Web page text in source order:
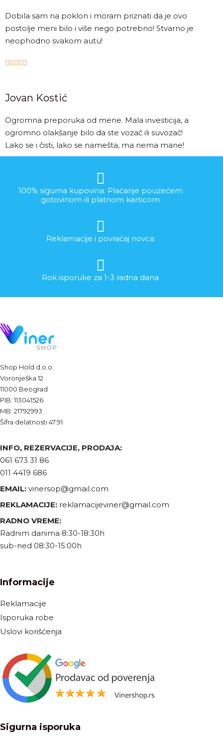
Dobila sam na poklon i moram priznati da je ovo
postolje meni bilo i više nego potrebno! Stvarno je
neophodno svakom autu!
    
Jovan Kostić
Ogromna preporuka od mene. Mala investicija, a
ogromno olakšanje bilo da ste vozač ili suvozač!
Lako se i čisti, lako se namešta, ma nema mane!
100% sigurna kupovina. Plaćanje pouzećem
gotovinom ili platnom karticom
Reklamacije i povraćaj novca
Rok isporuke za 1-3 radna dana
Shop Hold d.o.o.
Voronješka 12
11000 Beograd
PIB: 113041526
MB: 21792993
Šifra delatnosti 47.91
INFO, REZERVACIJE, PRODAJA:
061 673 31 86
011 4419 686
EMAIL: vinersop@gmail.com
REKLAMACIJE: reklamacijeviner@gmail.com
RADNO VREME:
Radnim danima 8:30-18:30h
sub-ned 08:30-15:00h
Informacije
Reklamacije
Isporuka robe
Uslovi korišćenja
Sigurna isporuka